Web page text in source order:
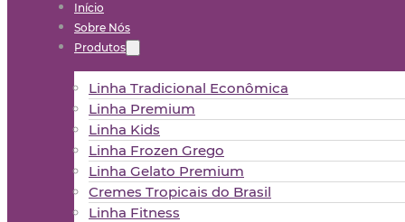
Início
Sobre Nós
Produtos
Linha Tradicional Econômica
Linha Premium
Linha Kids
Linha Frozen Grego
Linha Gelato Premium
Cremes Tropicais do Brasil
Linha Fitness